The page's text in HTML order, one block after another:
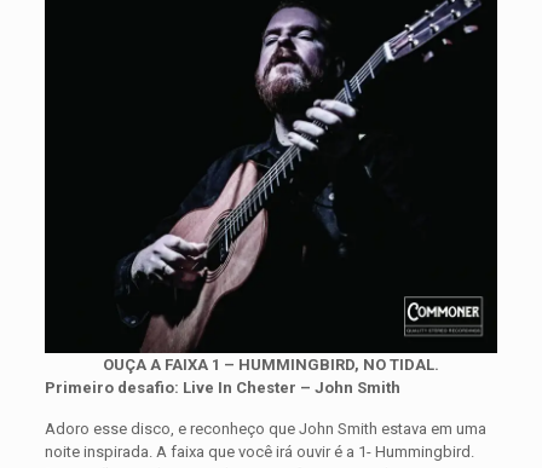
OUÇA A FAIXA 1 – HUMMINGBIRD, NO TIDAL.
Primeiro desafio: Live In Chester – John Smith
Adoro esse disco, e reconheço que John Smith estava em uma
noite inspirada. A faixa que você irá ouvir é a 1- Hummingbird.